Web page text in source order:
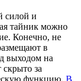
силой и
тайник можно
Конечно, не
в
выходом на
за